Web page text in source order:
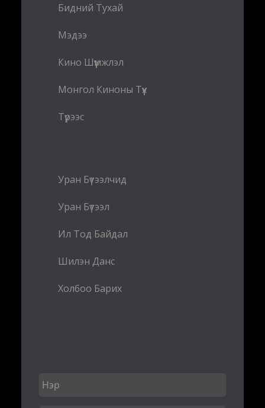
Бидний Тухай
Мэдээ
Кино Шүүмжлэл
Монгол Киноны Түүх
Түрээс
Уран Бүтээлчид
Уран Бүтээл
Ил Тод Байдал
Шилэн Данс
Холбоо Барих